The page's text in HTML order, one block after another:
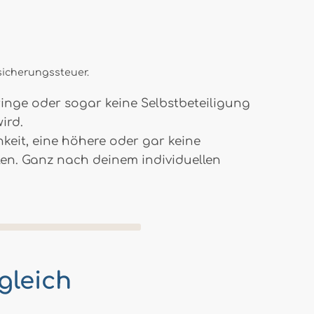
oder sogar keine Selbstbeteiligung
eine höhere oder gar keine
Ganz nach deinem individuellen